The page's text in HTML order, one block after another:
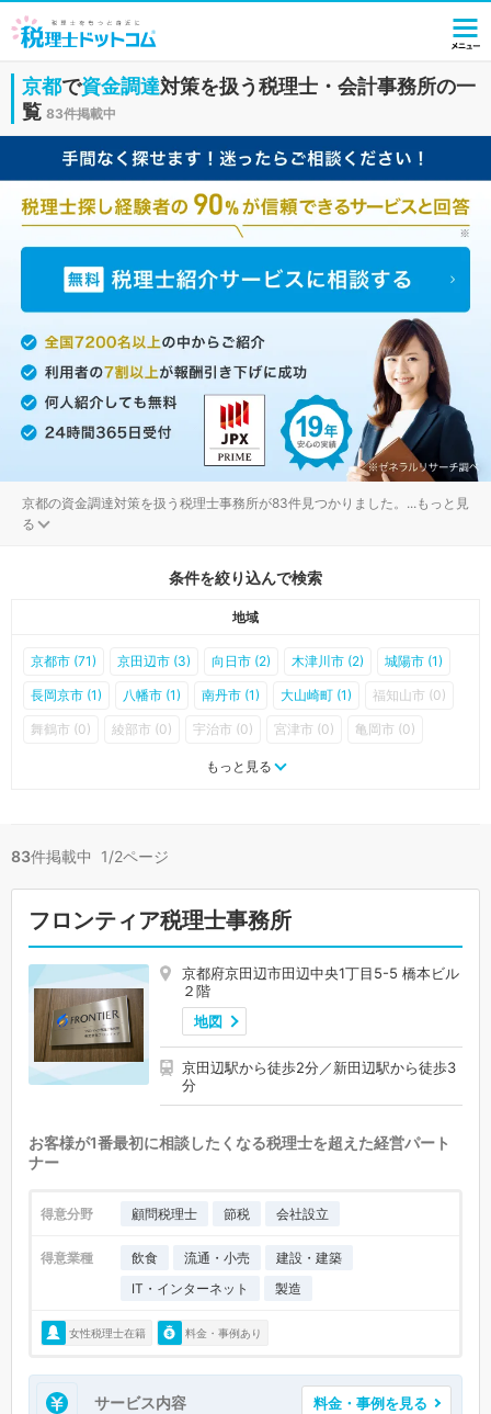
京都で資金調達対策を扱う税理士・会計事務所の一
覧 83件掲載中
京都の資金調達対策を扱う税理士事務所が83件見つかりました。 ...もっと見
る
条件を絞り込んで検索
地域
京都市 (71) 京田辺市 (3) 向日市 (2) 木津川市 (2) 城陽市 (1)
長岡京市 (1) 八幡市 (1) 南丹市 (1) 大山崎町 (1) 福知山市 (0)
舞鶴市 (0) 綾部市 (0) 宇治市 (0) 宮津市 (0) 亀岡市 (0)
井手町 (0)
もっと見る
83件掲載中 1/2ページ
フロンティア税理士事務所
京都府京田辺市田辺中央1丁目5-5 橋本ビル
２階
地図
京田辺駅から徒歩2分／新田辺駅から徒歩3
分
お客様が1番最初に相談したくなる税理士を超えた経営パート
ナー
得意分野 顧問税理士 節税 会社設立
得意業種 飲食 流通・小売
建設・建築
IT・インターネット
製造
女性税理士在籍 料金・事例あり
サービス内容 料金・事例を見る